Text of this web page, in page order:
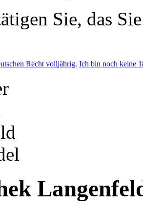
Sie, das
Recht volljährig. Ich bin noch keine